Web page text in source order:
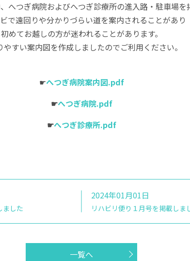
へつぎ病院およびへつぎ診療所の進入路・駐車場を
で遠回りや分かりづらい道を案内されることがあり
初めてお越しの方が迷われることがあります。
やすい案内図を作成しましたのでご利用ください。
☛へつぎ病院案内図.pdf
☛へつぎ病院.pdf
☛へつぎ診療所.pdf
ました
2024年01月01日
リハビリ便り１月号を掲載しま
一覧へ